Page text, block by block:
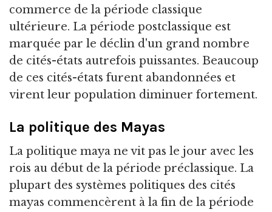
commerce de la période classique
ultérieure. La période postclassique est
marquée par le déclin d'un grand nombre
de cités-états autrefois puissantes. Beaucoup
de ces cités-états furent abandonnées et
virent leur population diminuer fortement.
La politique des Mayas
La politique maya ne vit pas le jour avec les
rois au début de la période préclassique. La
plupart des systèmes politiques des cités
mayas commencèrent à la fin de la période